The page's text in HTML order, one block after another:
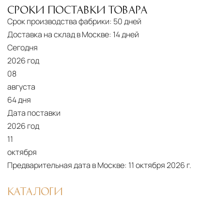
дверных блоков в квартиры и офисы с
использованием лифтов или монтажных
Распаковка и расстановка
распаковывают товар и устанавливают его в
Вывоз упаковочного материала
Гарантийная проверка
доставке
Москве осуществляется в течение 3-5 рабочих
СРОКИ ПОСТАВКИ ТОВАРА
Срок производства фабрики: 50 дней
Доставка на склад в Москве: 14 дней
Сегодня
2026 год
08
августа
64 дня
Дата поставки
2026 год
11
октября
Предварительная дата в Москве: 11 октября 2026 г.
КАТАЛОГИ